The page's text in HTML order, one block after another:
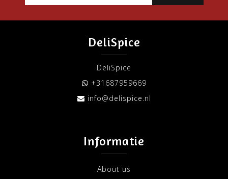
DeliSpice
DeliSpice
+31687959669
info@delispice.nl
Informatie
About us